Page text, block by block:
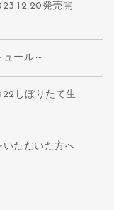
発売開
ール～
しぼりたて生
いただいた方へ